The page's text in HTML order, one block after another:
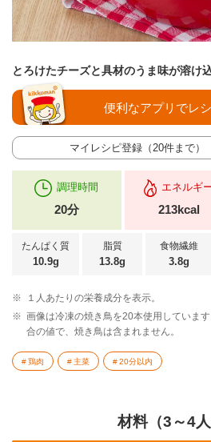
とろけたチーズと具材のうま味が溶け
マイレシピ登録（20件まで）
便利なアプリでレ
調理時間
20分
エネルギ
213kcal
たんぱく質
10.9g
脂質
13.8g
食物繊維
3.8g
※
１人あたりの栄養成分を表示。
※ 画像は冷凍の焼き鳥を20本使用していま
合の値で、焼き鳥は含まれません。
鶏肉 主菜 20分以内
材料（3～4人